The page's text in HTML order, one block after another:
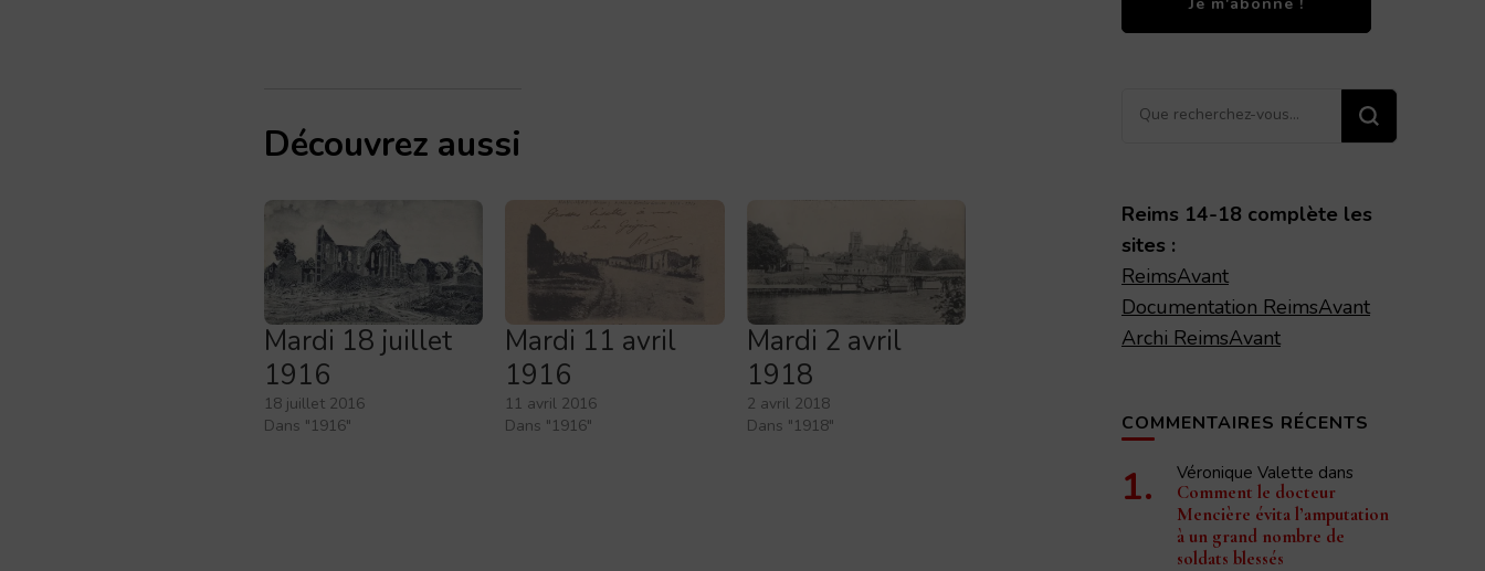
Découvrez aussi
Mardi 18 juillet
1916
18 juillet 2016
Dans "1916"
Mardi 11 avril
1916
11 avril 2016
Dans "1916"
Mardi 2 avril
1918
2 avril 2018
Dans "1918"
Vous
Reims 14-18 complète les
sites :
ReimsAvant
Documentation ReimsAvant
Archi ReimsAvant
COMMENTAIRES RÉCENTS
Véronique Valette dans
Comment le docteur
Mencière évita l’amputation
à un grand nombre de
soldats blessés